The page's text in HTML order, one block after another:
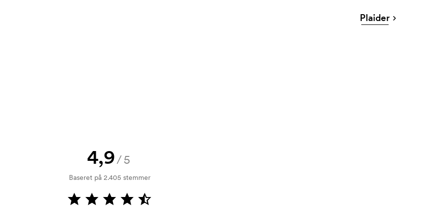
inden din bestilling bliver
Plaider
4,9/5
Baseret på 2.405 stemmer